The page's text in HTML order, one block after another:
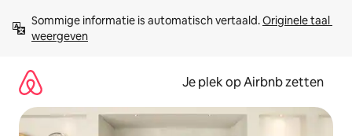
direct
naar
Sommige informatie is automatisch vertaald. Originele taal
weergeven
Je plek op Airbnb zetten